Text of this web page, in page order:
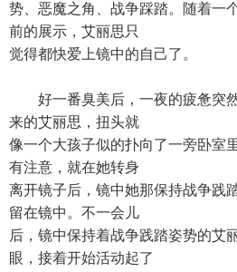
势、恶魔之角、战争踩踏。随着一
前的展示，艾丽思只
觉得都快爱上镜中的自己了。
好一番臭美后，一夜的疲惫突
来的艾丽思，扭头就
像一个大孩子似的扑向了一旁卧室
有注意，就在她转身
离开镜子后，镜中她那保持战争践
留在镜中。不一会儿
后，镜中保持着战争践踏姿势的艾
眼，接着开始活动起了